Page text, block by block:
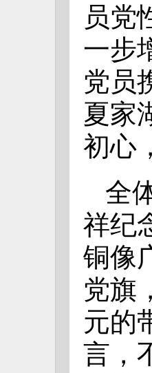
员党
一步
党员
夏家
初心
全
祥纪
铜像
党旗
元的
言，